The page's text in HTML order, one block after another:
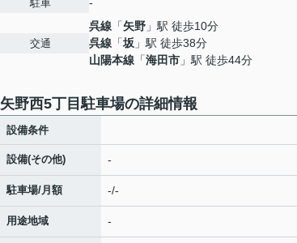
駐車
交通
呉線 「矢野 」駅 徒歩10分
呉線 「坂 」駅 徒歩38分
山陽本線 「海田市 」駅 徒歩44分
矢野西5丁目駐車場の詳細情報
設備条件
設備(その他) -
駐車場/月額 -/-
用途地域 -